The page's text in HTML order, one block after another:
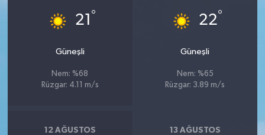
21 °
Güneşli
Nem: %68
Rüzgar: 4.11 m/s
22°
Güneşli
Nem: %65
Rüzgar: 3.89 m/s
12 AĞUSTOS 13 AĞUSTOS
SEÇİM 2014
KİM KİMDİR
ÇEK GÖNDER